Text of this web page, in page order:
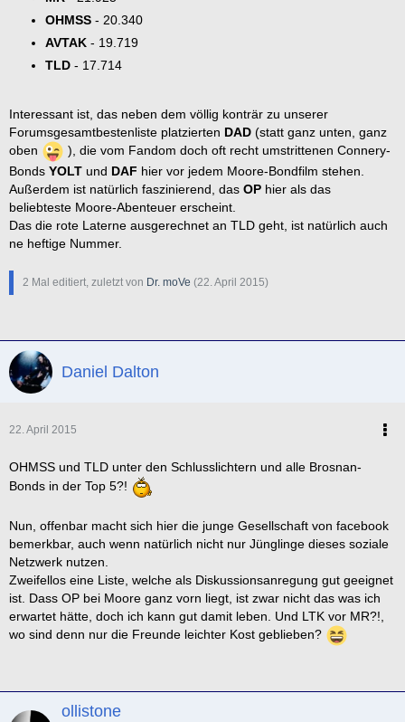
OHMSS - 20.340
AVTAK - 19.719
TLD - 17.714
Interessant ist, das neben dem völlig konträr zu unserer
Forumsgesamtbestenliste platzierten DAD (statt ganz unten, ganz
oben
), die vom Fandom doch oft recht umstrittenen Connery-
Bonds YOLT und DAF hier vor jedem Moore-Bondfilm stehen.
Außerdem ist natürlich faszinierend, das OP hier als das
beliebteste Moore-Abenteuer erscheint.
Das die rote Laterne ausgerechnet an TLD geht, ist natürlich auch
ne heftige Nummer.
2 Mal editiert, zuletzt von Dr. moVe (22. April 2015)
Daniel Dalton
22. April 2015
OHMSS und TLD unter den Schlusslichtern und alle Brosnan-
Bonds in der Top 5?!
Nun, offenbar macht sich hier die junge Gesellschaft von facebook
bemerkbar, auch wenn natürlich nicht nur Jünglinge dieses soziale
Netzwerk nutzen.
Zweifellos eine Liste, welche als Diskussionsanregung gut geeignet
ist. Dass OP bei Moore ganz vorn liegt, ist zwar nicht das was ich
erwartet hätte, doch ich kann gut damit leben. Und LTK vor MR?!,
wo sind denn nur die Freunde leichter Kost geblieben?
ollistone